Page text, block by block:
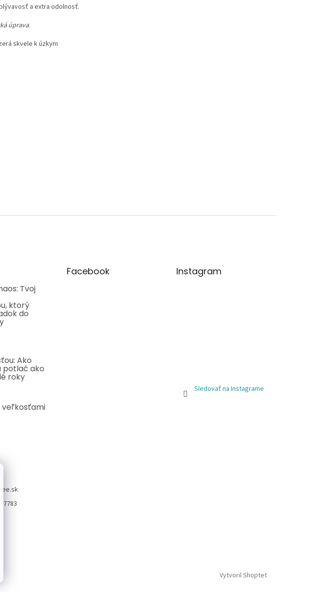
a extra odolnosť.
úprava.
skvele k úzkym
Tvoj
ktorý
do
Ako
potlač ako
roky
veľkosťami
Facebook Instagram
Sledovať na Instagrame
Vytvoril Shoptet